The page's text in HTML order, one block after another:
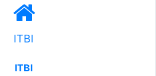
ITBI
ITBI